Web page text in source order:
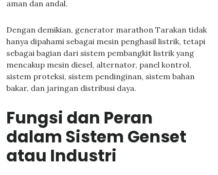
aman dan andal.
Dengan demikian, generator marathon Tarakan tidak
hanya dipahami sebagai mesin penghasil listrik, tetapi
sebagai bagian dari sistem pembangkit listrik yang
mencakup mesin diesel, alternator, panel kontrol,
sistem proteksi, sistem pendinginan, sistem bahan
bakar, dan jaringan distribusi daya.
Fungsi dan Peran
dalam Sistem Genset
atau Industri